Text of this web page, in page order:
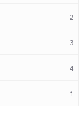
2
3
4
1